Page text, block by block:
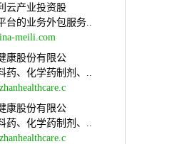
云产业投资股
台的业务外包服务..
meili.com
康股份有限公
药、化学药制剂、..
康股份有限公
药、化学药制剂、..